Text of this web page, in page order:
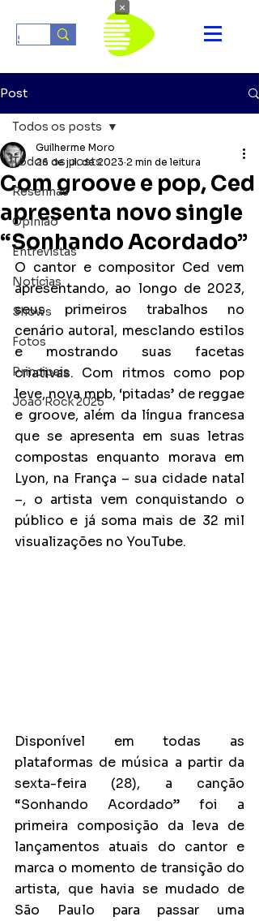
Post
Todos os posts
Resenhas
Opinião
Entrevistas
Notícias
Shows
Fotos
Principais
João Rock 2025
Todos os posts
Com groove e pop, Ced
apresenta novo single
“Sonhando Acordado”
Guilherme Moro
26 de jul. de 2023 2 min de leitura
O cantor e compositor Ced vem
apresentando, ao longo de 2023,
seus primeiros trabalhos no
cenário autoral, mesclando estilos
e mostrando suas facetas
criativas. Com ritmos como pop
leve, nova mpb, ‘pitadas’ de reggae
e groove, além da língua francesa
que se apresenta em suas letras
compostas enquanto morava em
Lyon, na França – sua cidade natal
–, o artista vem conquistando o
público e já soma mais de 32 mil
visualizações no YouTube.
Disponível em todas as
plataformas de música a partir da
sexta-feira (28), a canção
“Sonhando Acordado” foi a
primeira composição da leva de
lançamentos atuais do cantor e
marca o momento de transição do
artista, que havia se mudado de
São Paulo para passar uma
×